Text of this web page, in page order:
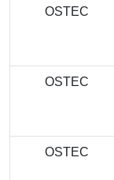
OSTEC
OSTEC
OSTEC